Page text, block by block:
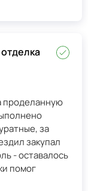
проделанную
за
закупал
- оставалось
помог